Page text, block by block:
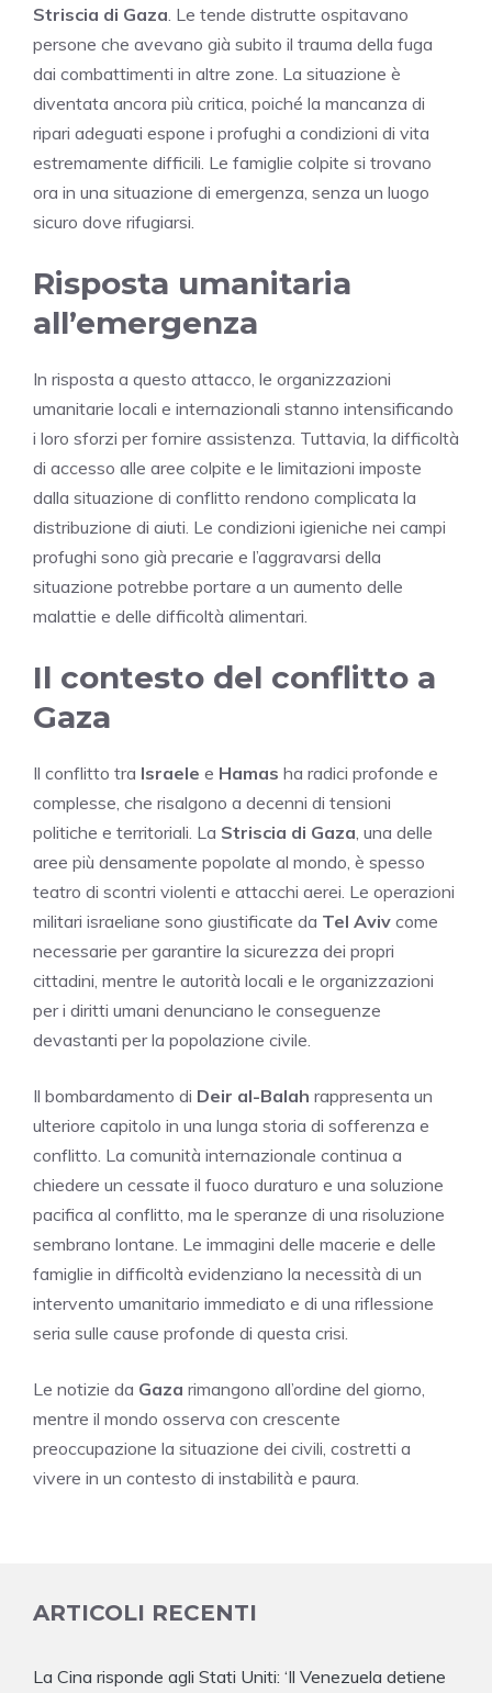
Striscia di Gaza . Le tende distrutte ospitavano
persone che avevano già subito il trauma della fuga
dai combattimenti in altre zone. La situazione è
diventata ancora più critica, poiché la mancanza di
ripari adeguati espone i profughi a condizioni di vita
estremamente difficili. Le famiglie colpite si trovano
ora in una situazione di emergenza, senza un luogo
sicuro dove rifugiarsi.
Risposta umanitaria
all’emergenza
In risposta a questo attacco, le organizzazioni
umanitarie locali e internazionali stanno intensificando
i loro sforzi per fornire assistenza. Tuttavia, la difficoltà
di accesso alle aree colpite e le limitazioni imposte
dalla situazione di conflitto rendono complicata la
distribuzione di aiuti. Le condizioni igieniche nei campi
profughi sono già precarie e l’aggravarsi della
situazione potrebbe portare a un aumento delle
malattie e delle difficoltà alimentari.
Il contesto del conflitto a
Gaza
Il conflitto tra Israele e Hamas ha radici profonde e
complesse, che risalgono a decenni di tensioni
politiche e territoriali. La Striscia di Gaza , una delle
aree più densamente popolate al mondo, è spesso
teatro di scontri violenti e attacchi aerei. Le operazioni
militari israeliane sono giustificate da Tel Aviv come
necessarie per garantire la sicurezza dei propri
cittadini, mentre le autorità locali e le organizzazioni
per i diritti umani denunciano le conseguenze
devastanti per la popolazione civile.
Il bombardamento di Deir al-Balah rappresenta un
ulteriore capitolo in una lunga storia di sofferenza e
conflitto. La comunità internazionale continua a
chiedere un cessate il fuoco duraturo e una soluzione
pacifica al conflitto, ma le speranze di una risoluzione
sembrano lontane. Le immagini delle macerie e delle
famiglie in difficoltà evidenziano la necessità di un
intervento umanitario immediato e di una riflessione
seria sulle cause profonde di questa crisi.
Le notizie da Gaza rimangono all’ordine del giorno,
mentre il mondo osserva con crescente
preoccupazione la situazione dei civili, costretti a
vivere in un contesto di instabilità e paura.
ARTICOLI RECENTI
La Cina risponde agli Stati Uniti: ‘Il Venezuela detiene